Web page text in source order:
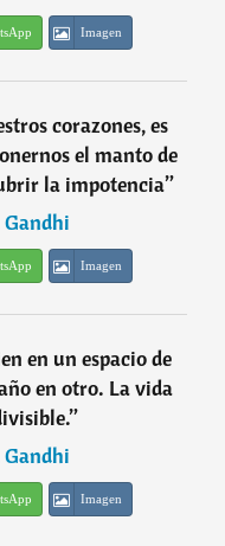
Imagen
corazones, es
el manto de
la impotencia”
Imagen
en un espacio de
en otro. La vida
”
Imagen